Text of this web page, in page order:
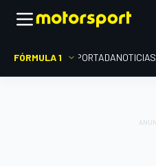
FÓRMULA 1 PORTADANOTICIAS